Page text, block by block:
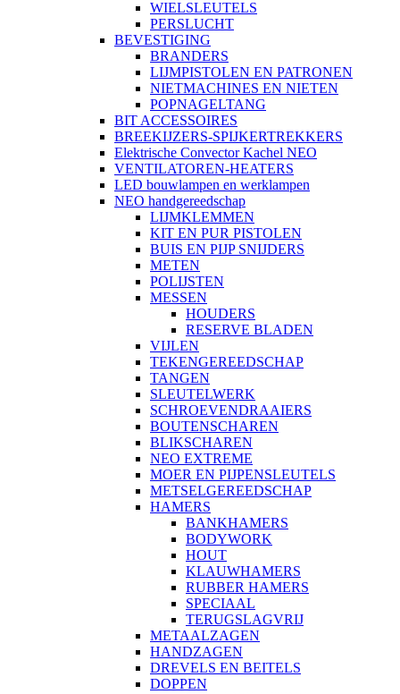
WIELSLEUTELS
PERSLUCHT
BEVESTIGING
BRANDERS
LIJMPISTOLEN EN PATRONEN
NIETMACHINES EN NIETEN
POPNAGELTANG
BIT ACCESSOIRES
BREEKIJZERS-SPIJKERTREKKERS
Elektrische Convector Kachel NEO
VENTILATOREN-HEATERS
LED bouwlampen en werklampen
NEO handgereedschap
LIJMKLEMMEN
KIT EN PUR PISTOLEN
BUIS EN PIJP SNIJDERS
METEN
POLIJSTEN
MESSEN
HOUDERS
RESERVE BLADEN
VIJLEN
TEKENGEREEDSCHAP
TANGEN
SLEUTELWERK
SCHROEVENDRAAIERS
BOUTENSCHAREN
BLIKSCHAREN
NEO EXTREME
MOER EN PIJPENSLEUTELS
METSELGEREEDSCHAP
HAMERS
BANKHAMERS
BODYWORK
HOUT
KLAUWHAMERS
RUBBER HAMERS
SPECIAAL
TERUGSLAGVRIJ
METAALZAGEN
HANDZAGEN
DREVELS EN BEITELS
DOPPEN